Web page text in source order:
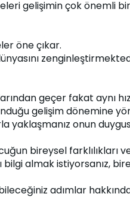
gelişimin çok önemli bir
öne çıkar.
geçer fakat aynı
gelişim dönemine
onun
bireysel farklılıkları
almak istiyorsanız,
adımlar